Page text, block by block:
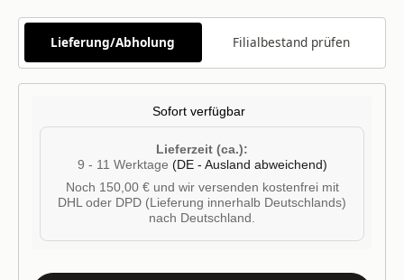
Lieferung/Abholung Filialbestand prüfen
Sofort verfügbar
Lieferzeit (ca.):
9 - 11 Werktage (DE - Ausland abweichend)
Noch 150,00 € und wir versenden kostenfrei mit
DHL oder DPD (Lieferung innerhalb Deutschlands)
nach Deutschland.